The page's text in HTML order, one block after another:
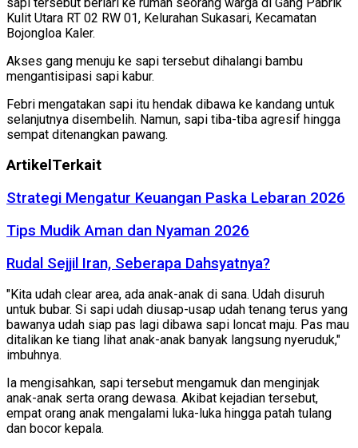
Kulit Utara RT 02 RW 01, Kelurahan Sukasari, Kecamatan
Bojongloa Kaler.
Akses gang menuju ke sapi tersebut dihalangi bambu
mengantisipasi sapi kabur.
Febri mengatakan sapi itu hendak dibawa ke kandang untuk
selanjutnya disembelih. Namun, sapi tiba-tiba agresif hingga
sempat ditenangkan pawang.
Artikel Terkait
Strategi Mengatur Keuangan Paska Lebaran 2026
Tips Mudik Aman dan Nyaman 2026
Rudal Sejjil Iran, Seberapa Dahsyatnya?
"Kita udah clear area, ada anak-anak di sana. Udah disuruh
untuk bubar. Si sapi udah diusap-usap udah tenang terus yang
bawanya udah siap pas lagi dibawa sapi loncat maju. Pas mau
ditalikan ke tiang lihat anak-anak banyak langsung nyeruduk,"
imbuhnya.
Ia mengisahkan, sapi tersebut mengamuk dan menginjak
anak-anak serta orang dewasa. Akibat kejadian tersebut,
empat orang anak mengalami luka-luka hingga patah tulang
dan bocor kepala.